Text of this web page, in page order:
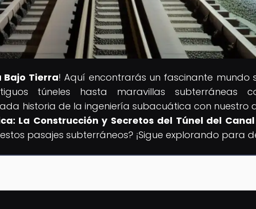
Bajo Tierra! Aquí encontrarás un fascinante mundo
túneles hasta maravillas subterráneas
historia de la ingeniería subacuática con nuestro
La Construcción y Secretos del Túnel del
pasajes subterráneos? ¡Sigue explorando para